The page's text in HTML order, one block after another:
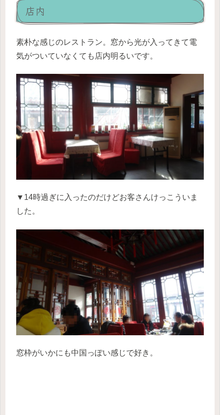
店内
素朴な感じのレストラン。窓から光が入ってきて電
気がついていなくても店内明るいです。
▼14時過ぎに入ったのだけどお客さんけっこういま
した。
窓枠がいかにも中国っぽい感じで好き。